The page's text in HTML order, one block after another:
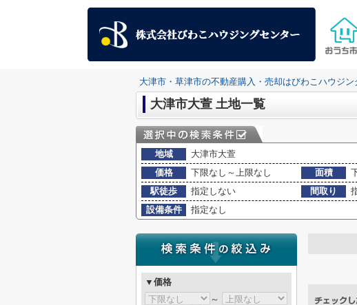
大津市・草津市の不動産購入・売却はびわこハウジン
大津市大萱 土地一覧
地域
大津市大萱
価格
下限なし～上限なし 面積
駅徒歩
指定しない 間取り
設備条件
指定なし
▼価格
～